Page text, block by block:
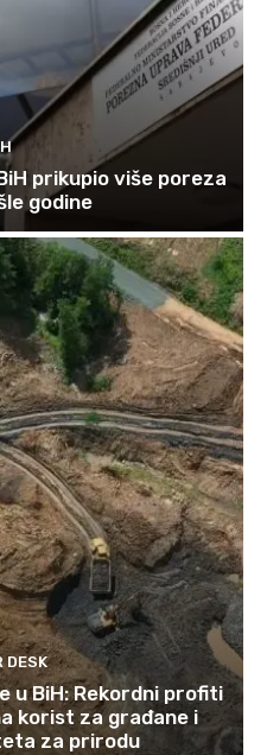
prikupio više poreza
godine
DESK
u BiH: Rekordni profiti
korist za građane i
za prirodu